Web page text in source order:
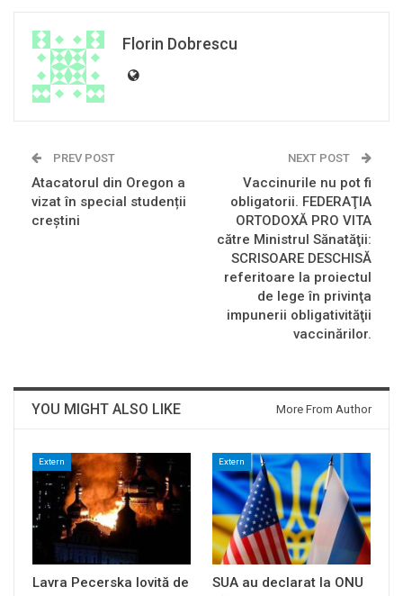
Florin Dobrescu
PREV POST
Atacatorul din Oregon a
vizat în special studenții
creștini
NEXT POST
Vaccinurile nu pot fi
obligatorii. FEDERAŢIA
ORTODOXĂ PRO VITA
către Ministrul Sănatăţii:
SCRISOARE DESCHISĂ
referitoare la proiectul
de lege în privinţa
impunerii obligativităţii
vaccinărilor.
YOU MIGHT ALSO LIKE More From Author
Extern
Lavra Pecerska lovită de
Extern
SUA au declarat la ONU